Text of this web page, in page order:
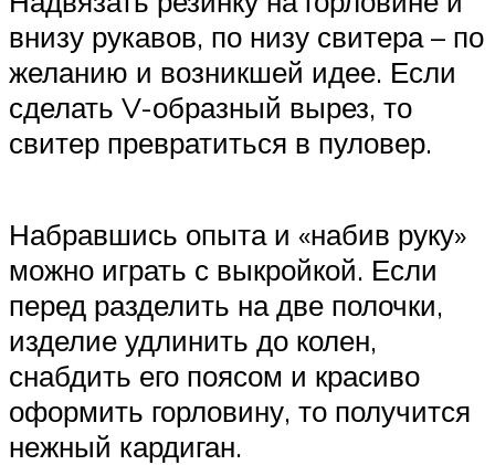
внизу рукавов, по низу свитера – по
желанию и возникшей идее. Если
сделать V-образный вырез, то
свитер превратиться в пуловер.
Набравшись опыта и «набив руку»
можно играть с выкройкой. Если
перед разделить на две полочки,
изделие удлинить до колен,
снабдить его поясом и красиво
оформить горловину, то получится
нежный кардиган.